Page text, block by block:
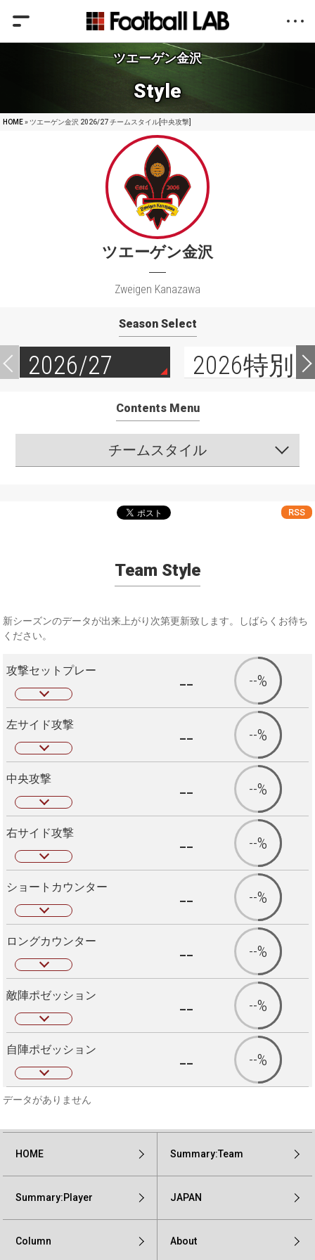
ツエーゲン金沢
Style
HOME» ツエーゲン金沢 2026/27 チームスタイル[中央攻撃]
ツエーゲン金沢
Zweigen Kanazawa
Season Select
2026/27 2026特別
Contents Menu
チームスタイル
RSS
Team Style
新シーズンのデータが出来上がり次第更新致します。しばらくお待ち
ください。
攻撃セットプレー -- --%
左サイド攻撃 -- --%
中央攻撃 -- --%
右サイド攻撃 -- --%
ショートカウンター -- --%
ロングカウンター -- --%
敵陣ポゼッション -- --%
自陣ポゼッション -- --%
データがありません
HOME Summary:Team
Summary:Player JAPAN
Column About